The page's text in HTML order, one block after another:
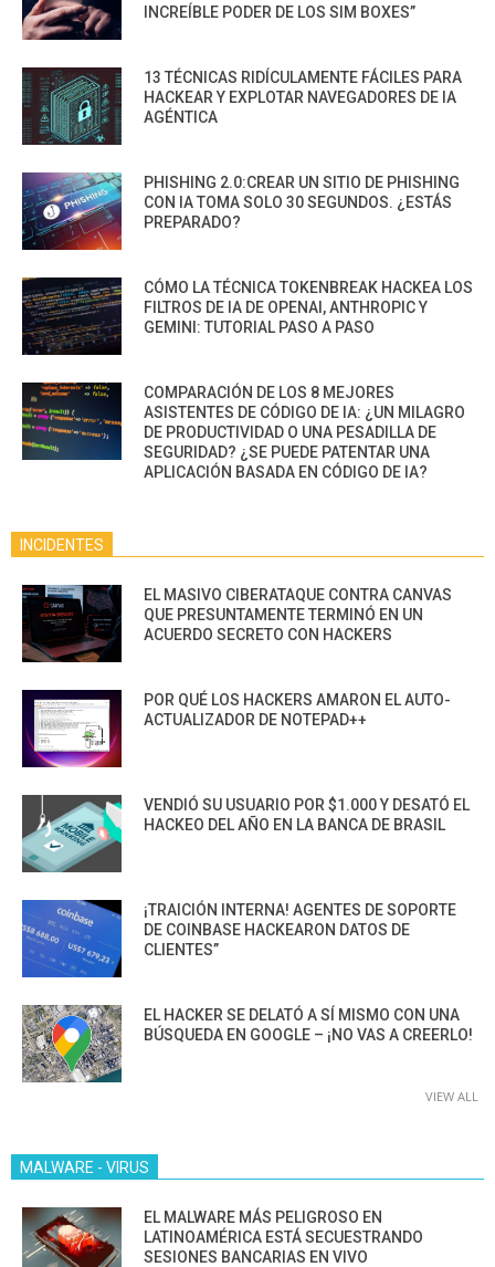
INCREÍBLE PODER DE LOS SIM BOXES”
13 TÉCNICAS RIDÍCULAMENTE FÁCILES PARA
HACKEAR Y EXPLOTAR NAVEGADORES DE IA
AGÉNTICA
PHISHING 2.0:CREAR UN SITIO DE PHISHING
CON IA TOMA SOLO 30 SEGUNDOS. ¿ESTÁS
PREPARADO?
CÓMO LA TÉCNICA TOKENBREAK HACKEA LOS
FILTROS DE IA DE OPENAI, ANTHROPIC Y
GEMINI: TUTORIAL PASO A PASO
COMPARACIÓN DE LOS 8 MEJORES
ASISTENTES DE CÓDIGO DE IA: ¿UN MILAGRO
DE PRODUCTIVIDAD O UNA PESADILLA DE
SEGURIDAD? ¿SE PUEDE PATENTAR UNA
APLICACIÓN BASADA EN CÓDIGO DE IA?
INCIDENTES
EL MASIVO CIBERATAQUE CONTRA CANVAS
QUE PRESUNTAMENTE TERMINÓ EN UN
ACUERDO SECRETO CON HACKERS
POR QUÉ LOS HACKERS AMARON EL AUTO-
ACTUALIZADOR DE NOTEPAD++
VENDIÓ SU USUARIO POR $1.000 Y DESATÓ EL
HACKEO DEL AÑO EN LA BANCA DE BRASIL
¡TRAICIÓN INTERNA! AGENTES DE SOPORTE
DE COINBASE HACKEARON DATOS DE
CLIENTES”
EL HACKER SE DELATÓ A SÍ MISMO CON UNA
BÚSQUEDA EN GOOGLE – ¡NO VAS A CREERLO!
VIEW ALL
MALWARE - VIRUS
EL MALWARE MÁS PELIGROSO EN
LATINOAMÉRICA ESTÁ SECUESTRANDO
SESIONES BANCARIAS EN VIVO